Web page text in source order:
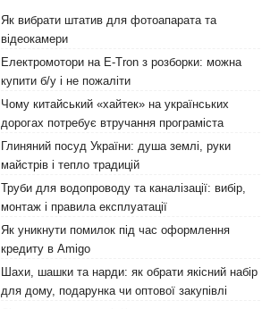
Як вибрати штатив для фотоапарата та
відеокамери
Електромотори на E-Tron з розборки: можна
купити б/у і не пожаліти
Чому китайський «хайтек» на українських
дорогах потребує втручання програміста
Глиняний посуд України: душа землі, руки
майстрів і тепло традицій
Труби для водопроводу та каналізації: вибір,
монтаж і правила експлуатації
Як уникнути помилок під час оформлення
кредиту в Amigo
Шахи, шашки та нарди: як обрати якісний набір
для дому, подарунка чи оптової закупівлі